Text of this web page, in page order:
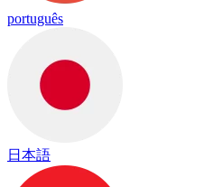
português
日本語